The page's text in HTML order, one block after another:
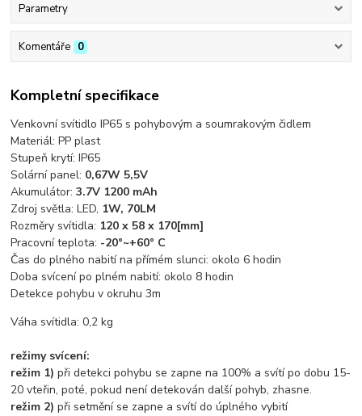
Parametry
Komentáře 0
Kompletní specifikace
Venkovní svítidlo IP65 s pohybovým a soumrakovým čidlem
Materiál: PP plast
Stupeň krytí: IP65
Solární panel: 0,67W 5,5V
Akumulátor:3.7V 1200 mAh
Zdroj světla: LED, 1W, 70LM
Rozměry svítidla: 120 x 58 x 170[mm]
Pracovní teplota: -20°~+60° C
Čas do plného nabití na přímém slunci: okolo 6 hodin
Doba svícení po plném nabití: okolo 8 hodin
Detekce pohybu v okruhu 3m
Váha svítidla: 0,2 kg
režimy svícení:
režim 1)při detekci pohybu se zapne na 100% a svítí po dobu 15-
20 vteřin, poté, pokud není detekován další pohyb, zhasne.
režim 2) při setmění se zapne a svítí do úplného vybití